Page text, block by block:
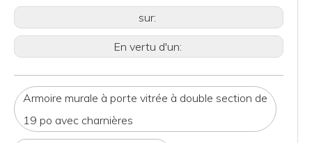
sur:
En vertu d'un:
Armoire murale à porte vitrée à double section de
19 po avec charnières